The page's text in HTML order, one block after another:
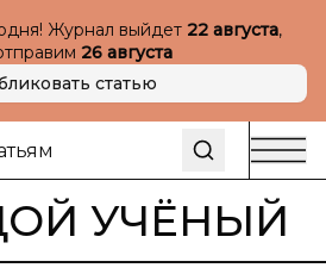
Журнал выйдет 22 августа,
26 августа
статью
УЧЁНЫЙ